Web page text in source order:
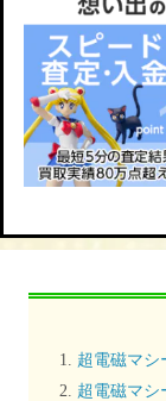
超電磁マシ
超電磁マシ